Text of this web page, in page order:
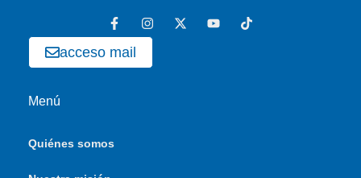
acceso mail
Menú
Quiénes somos